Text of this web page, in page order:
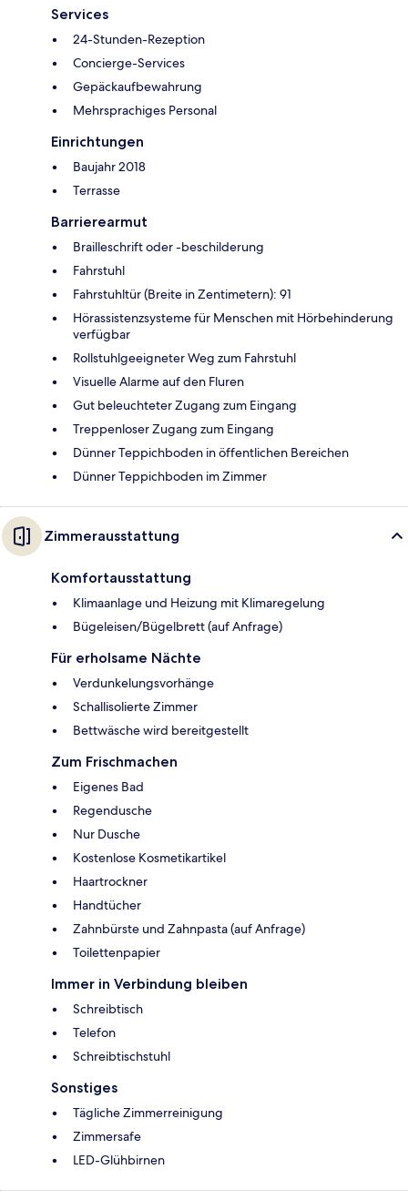
Services
24-Stunden-Rezeption
Concierge-Services
Gepäckaufbewahrung
Mehrsprachiges Personal
Einrichtungen
Baujahr 2018
Terrasse
Barrierearmut
Brailleschrift oder -beschilderung
Fahrstuhl
Fahrstuhltür (Breite in Zentimetern): 91
Hörassistenzsysteme für Menschen mit Hörbehinderung
verfügbar
Rollstuhlgeeigneter Weg zum Fahrstuhl
Visuelle Alarme auf den Fluren
Gut beleuchteter Zugang zum Eingang
Treppenloser Zugang zum Eingang
Dünner Teppichboden in öffentlichen Bereichen
Dünner Teppichboden im Zimmer
Zimmerausstattung
Komfortausstattung
Klimaanlage und Heizung mit Klimaregelung
Bügeleisen/Bügelbrett (auf Anfrage)
Für erholsame Nächte
Verdunkelungsvorhänge
Schallisolierte Zimmer
Bettwäsche wird bereitgestellt
Zum Frischmachen
Eigenes Bad
Regendusche
Nur Dusche
Kostenlose Kosmetikartikel
Haartrockner
Handtücher
Zahnbürste und Zahnpasta (auf Anfrage)
Toilettenpapier
Immer in Verbindung bleiben
Schreibtisch
Telefon
Schreibtischstuhl
Sonstiges
Tägliche Zimmerreinigung
Zimmersafe
LED-Glühbirnen